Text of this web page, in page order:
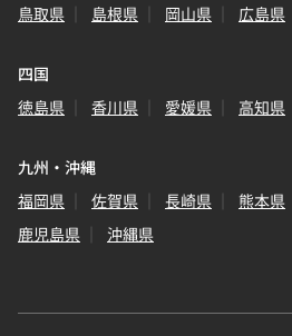
鳥取県
島根県 岡山県 広島県
四国
徳島県
香川県 愛媛県 高知県
九州・沖縄
福岡県
佐賀県 長崎県 熊本県
鹿児島県
沖縄県